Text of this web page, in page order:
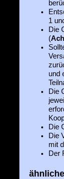
1
Die
(
und
Die
Die
Die
mit
Der